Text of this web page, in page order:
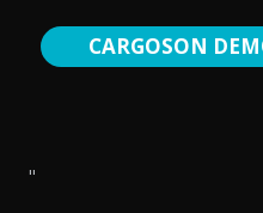
CARGOSON
"